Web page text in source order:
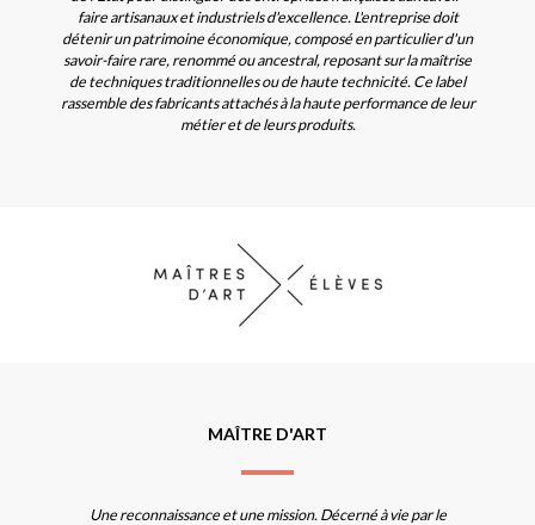
faire artisanaux et industriels d'excellence. L'entreprise doit
détenir un patrimoine économique, composé en particulier d'un
savoir-faire rare, renommé ou ancestral, reposant sur la maîtrise
de techniques traditionnelles ou de haute technicité. Ce label
rassemble des fabricants attachés à la haute performance de leur
métier et de leurs produits.
MAÎTRE D'ART
Une reconnaissance et une mission. Décerné à vie par le